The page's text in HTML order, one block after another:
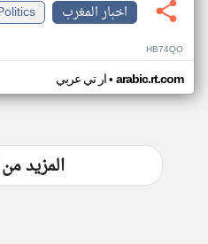
اخبار المغرب
HB74QO
ار تي عربي• arabic.rt.com
المزيد